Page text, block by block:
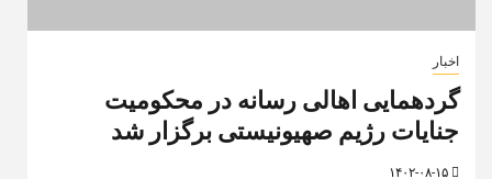
اخبار
گردهمایی اهالی رسانه در محکومیت
جنایات رژیم صهیونیستی برگزار شد